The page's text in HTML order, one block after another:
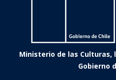
Ministerio de las Culturas,
Gobierno